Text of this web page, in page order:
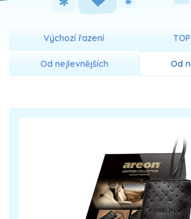
Výchozí řazení
Od nejlevnějších Od